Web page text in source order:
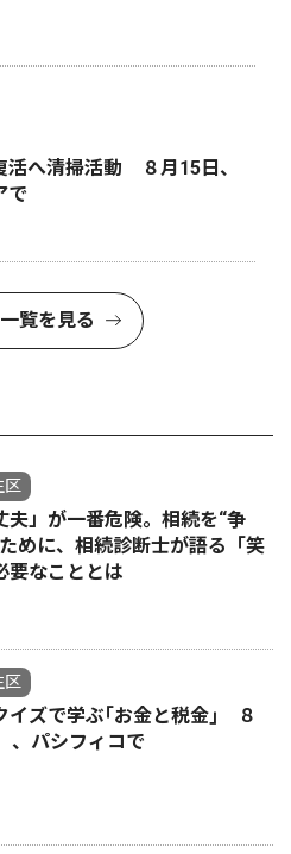
活へ清掃活動 ８月15日、
で
覧を見る
区
夫」が一番危険。相続を“争
めに、相続診断士が語る「笑
要なこととは
区
ズで学ぶ｢お金と税金｣ ８
、パシフィコで